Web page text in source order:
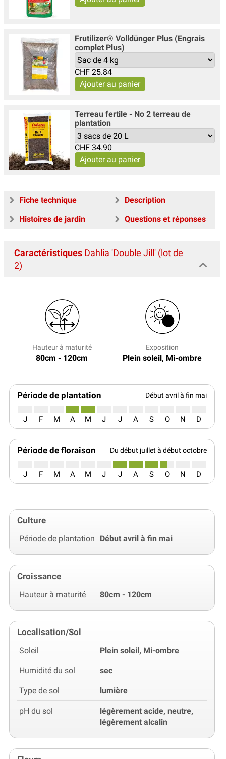
Frutilizer® Volldünger Plus (Engrais
complet Plus)
CHF 25.84
Terreau fertile - No 2 terreau de
plantation
CHF 34.90
Fiche technique
Description
Histoires de jardin
Questions et réponses
Caractéristiques Dahlia 'Double Jill' (lot de
2)
Hauteur à maturité
80cm - 120cm
Exposition
Plein soleil, Mi-ombre
Période de plantation Début avril à fin mai
J F M A M J J A S O N D
Période de floraison Du début juillet à début octobre
J F M A M J J A S O N D
Culture
Période de plantation Début avril à fin mai
Croissance
Hauteur à maturité 80cm - 120cm
Localisation/Sol
Soleil Plein soleil, Mi-ombre
Humidité du sol sec
Type de sol lumière
pH du sol
légèrement acide, neutre,
légèrement alcalin